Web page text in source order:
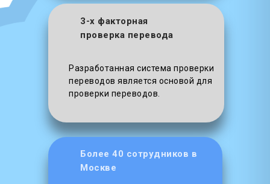
3-х факторная
проверка перевода
Разработанная система проверки
переводов является основой для
проверки переводов.
Более 40 сотрудников в
Москве